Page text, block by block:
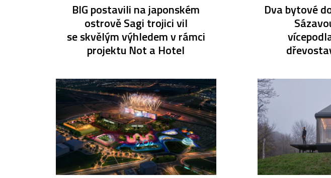
BIG postavili na japonském
ostrově Sagi trojici vil
se skvělým výhledem v rámci
projektu Not a Hotel
Dva bytové